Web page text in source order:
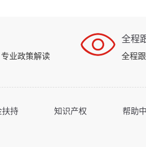
业政策解读
全程
全程
扶持 知识产权 帮助